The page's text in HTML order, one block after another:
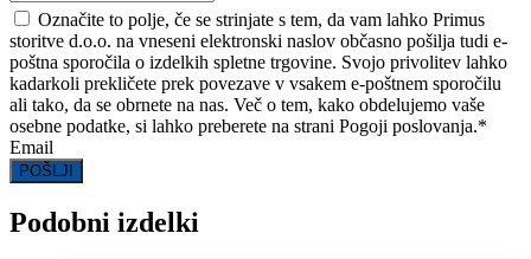
Označite to polje, če se strinjate s tem, da vam lahko Primus
storitve d.o.o. na vneseni elektronski naslov občasno pošilja tudi e-
poštna sporočila o izdelkih spletne trgovine. Svojo privolitev lahko
kadarkoli prekličete prek povezave v vsakem e-poštnem sporočilu
ali tako, da se obrnete na nas. Več o tem, kako obdelujemo vaše
osebne podatke, si lahko preberete na strani Pogoji poslovanja.*
Email
POŠLJI
Podobni izdelki